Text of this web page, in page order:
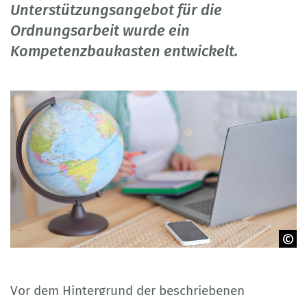
Unterstützungsangebot für die
Ordnungsarbeit wurde ein
Kompetenzbaukasten entwickelt.
Vor dem Hintergrund der beschriebenen